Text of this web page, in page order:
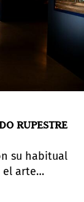
RUPESTRE
su habitual
el arte